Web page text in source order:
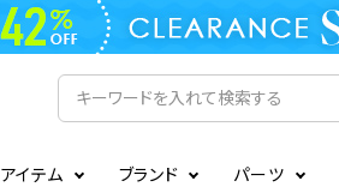
アイテム ブランド パーツ